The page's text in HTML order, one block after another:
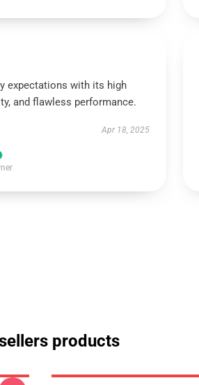
expectations with its high
and flawless performance.
Apr 18, 2025
products